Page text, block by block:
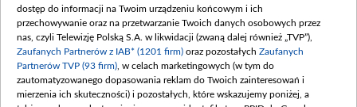
dostęp do informacji na Twoim urządzeniu końcowym i ich
przechowywanie oraz na przetwarzanie Twoich danych osobowych przez
nas, czyli Telewizję Polską S.A. w likwidacji (zwaną dalej również „TVP”),
Zaufanych Partnerów z IAB* (1201 firm) oraz pozostałych Zaufanych
Partnerów TVP (93 firm) , w celach marketingowych (w tym do
zautomatyzowanego dopasowania reklam do Twoich zainteresowań i
mierzenia ich skuteczności) i pozostałych, które wskazujemy poniżej, a